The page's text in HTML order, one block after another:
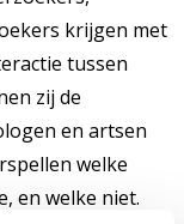
krijgen met
tussen
zij de
en artsen
welke
en welke niet.